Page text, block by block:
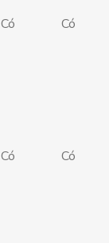
Có Có
Có Có